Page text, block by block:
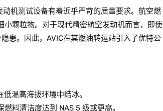
机测试设备有着近乎严苛的质量要求。航空燃
颗粒物。对于现代精密航空发动机而言，即使
患。因此，AVIC在其燃油转运站引入了优特公
温高海拔环境中结冰。
料清洁度达到 NAS 5 级或更高。